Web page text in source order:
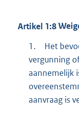
Artikel 1:8
1.
Het
vergunning
aannemelijk
aanvraag is